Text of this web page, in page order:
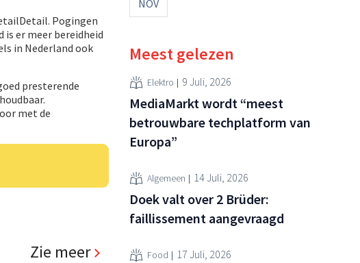
Pogingen
er meer bereidheid
in Nederland ook
presterende
met de
Zie meer
NOV
Meest gelezen
Elektro 9 Juli, 2026
MediaMarkt wordt “meest
betrouwbare techplatform van
Europa”
Algemeen 14 Juli, 2026
Doek valt over 2 Brüder:
faillissement aangevraagd
Food 17 Juli, 2026